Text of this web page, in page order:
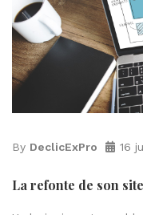
By DeclicExPro 16
La refonte de son